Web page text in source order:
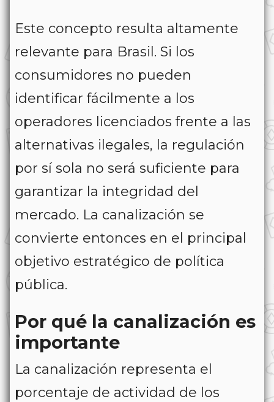
Este concepto resulta altamente
relevante para Brasil. Si los
consumidores no pueden
identificar fácilmente a los
operadores licenciados frente a las
alternativas ilegales, la regulación
por sí sola no será suficiente para
garantizar la integridad del
mercado. La canalización se
convierte entonces en el principal
objetivo estratégico de política
pública.
Por qué la canalización es
importante
La canalización representa el
porcentaje de actividad de los